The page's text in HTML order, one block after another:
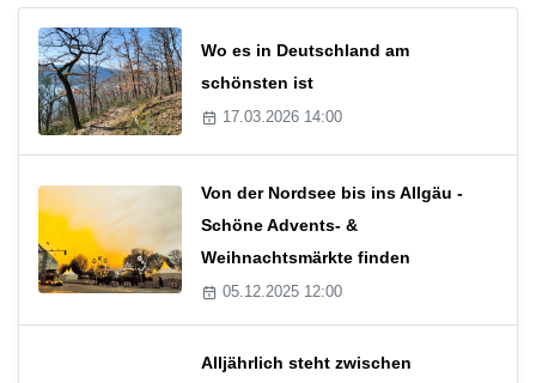
Wo es in Deutschland am
schönsten ist
17.03.2026 14:00
Von der Nordsee bis ins Allgäu -
Schöne Advents- &
Weihnachtsmärkte finden
05.12.2025 12:00
Alljährlich steht zwischen